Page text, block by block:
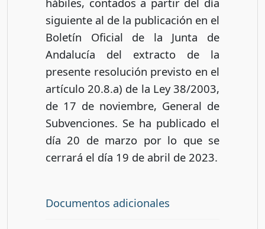
siguiente al de la publicación en el
Boletín Oficial de la Junta de
Andalucía del extracto de la
presente resolución previsto en el
artículo 20.8.a) de la Ley 38/2003,
de 17 de noviembre, General de
Subvenciones. Se ha publicado el
día 20 de marzo por lo que se
cerrará el día 19 de abril de 2023.
Documentos adicionales